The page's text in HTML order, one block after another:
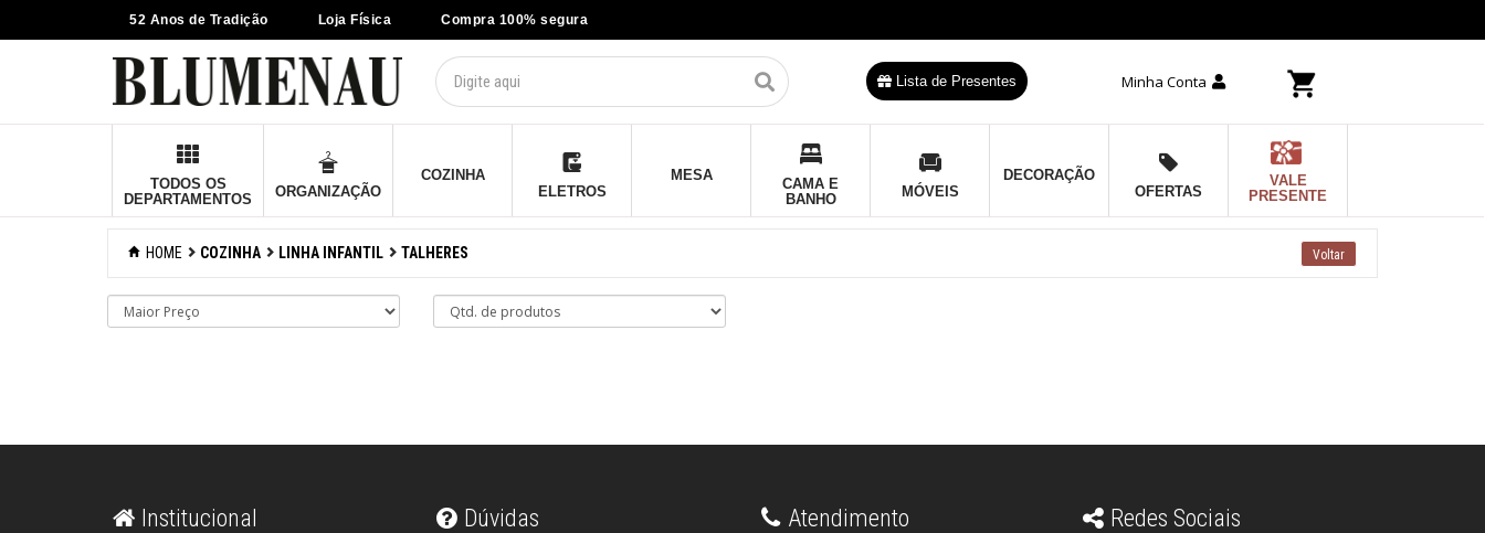
52 Anos de Tradição Loja Física Compra 100% segura
Lista de Presentes Minha Conta
×
Organização
Acessórios para
confeitaria
Acessórios para
TODOS OS
DEPARTAMENTOS
ORGANIZAÇÃO
COZINHA
ELETROS
MESA
CAMA E
BANHO
MÓVEIS
DECORAÇÃO
OFERTAS
VALE
PRESENTE
HOME COZINHA LINHA INFANTIL TALHERES
Institucional Dúvidas Atendimento Redes Sociais